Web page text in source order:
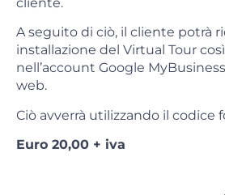
A seguito di ciò, il cliente potrà
installazione del Virtual Tour
nell’account Google
web.
Ciò avverrà utilizzando il codice
Euro 20,00 + iva